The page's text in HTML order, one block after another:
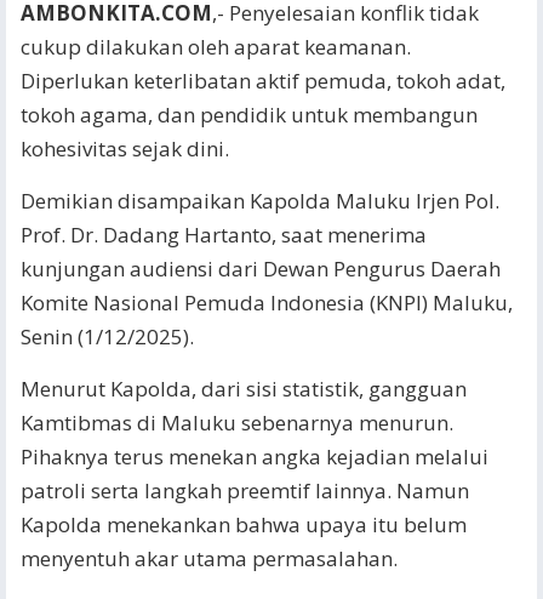
AMBONKITA.COM,- Penyelesaian konflik tidak
cukup dilakukan oleh aparat keamanan.
Diperlukan keterlibatan aktif pemuda, tokoh adat,
tokoh agama, dan pendidik untuk membangun
kohesivitas sejak dini.
Demikian disampaikan Kapolda Maluku Irjen Pol.
Prof. Dr. Dadang Hartanto, saat menerima
kunjungan audiensi dari Dewan Pengurus Daerah
Komite Nasional Pemuda Indonesia (KNPI) Maluku,
Senin (1/12/2025).
Menurut Kapolda, dari sisi statistik, gangguan
Kamtibmas di Maluku sebenarnya menurun.
Pihaknya terus menekan angka kejadian melalui
patroli serta langkah preemtif lainnya. Namun
Kapolda menekankan bahwa upaya itu belum
menyentuh akar utama permasalahan.